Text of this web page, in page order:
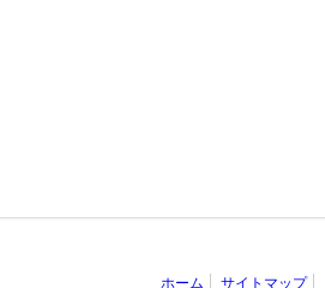
ホーム サイトマップ